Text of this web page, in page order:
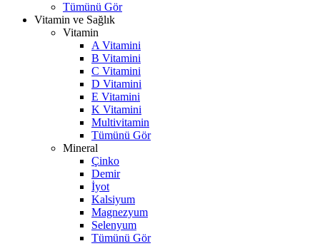
Tümünü Gör
Vitamin ve Sağlık
Vitamin
A Vitamini
B Vitamini
C Vitamini
D Vitamini
E Vitamini
K Vitamini
Multivitamin
Tümünü Gör
Mineral
Çinko
Demir
İyot
Kalsiyum
Magnezyum
Selenyum
Tümünü Gör